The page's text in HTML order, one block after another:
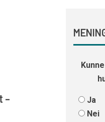
–
Ja
Nei